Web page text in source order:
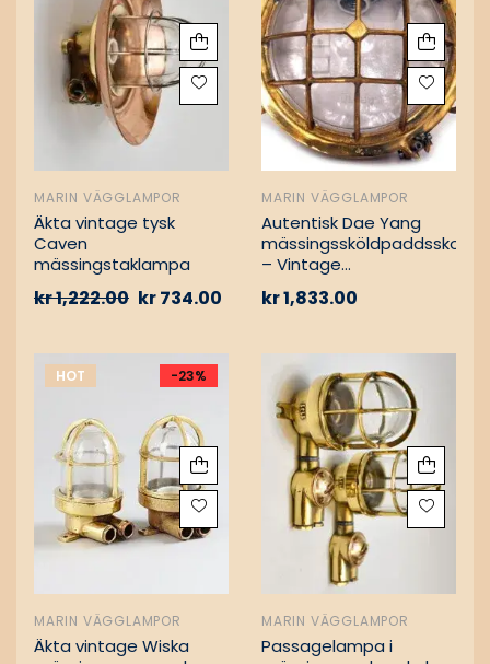
MARIN VÄGGLAMPOR
Äkta vintage tysk
Caven
mässingstaklampa
kr1,222.00 kr734.00
MARIN VÄGGLAMPOR
Autentisk Dae Yang
– Vintage
kr1,833.00
HOT -23%
MARIN VÄGGLAMPOR
Äkta vintage Wiska
MARIN VÄGGLAMPOR
Passagelampa i